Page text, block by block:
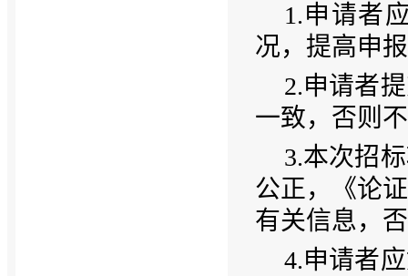
1.申请者
况，提高申
2.申请者
一致，否则
3.本次招
公正，《论
有关信息，
4.申请者